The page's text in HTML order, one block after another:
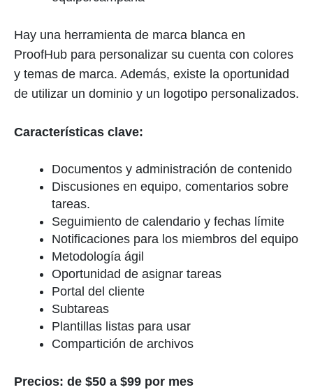
Hay una herramienta de marca blanca en
ProofHub para personalizar su cuenta con colores
y temas de marca. Además, existe la oportunidad
de utilizar un dominio y un logotipo personalizados.
Características clave:
Documentos y administración de contenido
Discusiones en equipo, comentarios sobre
tareas.
Seguimiento de calendario y fechas límite
Notificaciones para los miembros del equipo
Metodología ágil
Oportunidad de asignar tareas
Portal del cliente
Subtareas
Plantillas listas para usar
Compartición de archivos
Precios: de $50 a $99 por mes